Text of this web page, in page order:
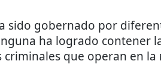
sido gobernado por
ha logrado contener
que operan en la